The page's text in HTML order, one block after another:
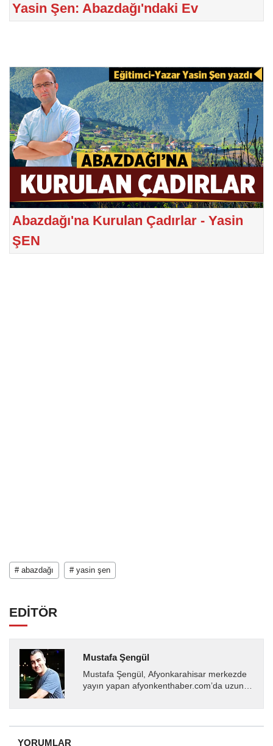
Yasin Şen: Abazdağı'ndaki Ev
Abazdağı'na Kurulan Çadırlar - Yasin
ŞEN
# abazdağı # yasin şen
EDİTÖR
Mustafa Şengül
Mustafa Şengül, Afyonkarahisar merkezde
yayın yapan afyonkenthaber.com’da uzun
almakta, haber akışı...
YORUMLAR